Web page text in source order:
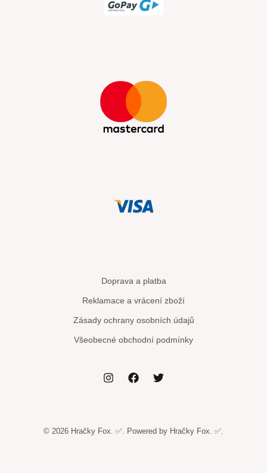
Doprava a platba
Reklamace a vrácení zboží
Zásady ochrany osobních údajů
Všeobecné obchodní podmínky
© 2026 Hračky Fox. ✅. Powered by Hračky Fox. ✅.